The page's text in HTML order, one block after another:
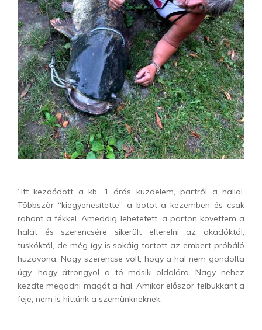
“Itt kezdődött a kb. 1 órás küzdelem, partról a hallal.
Többször “kiegyenesítette” a botot a kezemben és csak
rohant a fékkel. Ameddig lehetetett, a parton követtem a
halat és szerencsére sikerült elterelni az akadóktól,
tuskóktól, de még így is sokáig tartott az embert próbáló
huzavona. Nagy szerencse volt, hogy a hal nem gondolta
úgy, hogy átrongyol a tó másik oldalára. Nagy nehez
kezdte megadni magát a hal. Amikor először felbukkant a
feje, nem is hittünk a szemünkneknek.